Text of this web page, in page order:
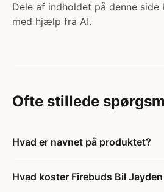
Dele af indholdet på denne
med hjælp fra AI.
Ofte stillede
Hvad er navnet på produktet?
Hvad koster Firebuds Bil